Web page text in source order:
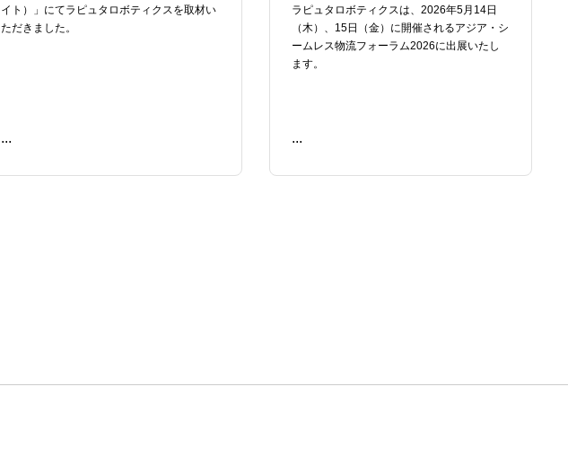
イト）」にてラピュタロボティクスを取材い
ただきました。
...
READ ME
ラピュタロボティクスは、2026年5月14日
（木）、15日（金）に開催されるアジア・シ
ームレス物流フォーラム2026に出展いたし
ます。
...
READ ME